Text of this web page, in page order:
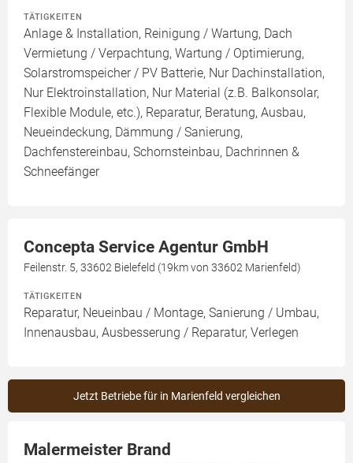
TÄTIGKEITEN
Anlage & Installation, Reinigung / Wartung, Dach
Vermietung / Verpachtung, Wartung / Optimierung,
Solarstromspeicher / PV Batterie, Nur Dachinstallation,
Nur Elektroinstallation, Nur Material (z.B. Balkonsolar,
Flexible Module, etc.), Reparatur, Beratung, Ausbau,
Neueindeckung, Dämmung / Sanierung,
Dachfenstereinbau, Schornsteinbau, Dachrinnen &
Schneefänger
Concepta Service Agentur GmbH
Feilenstr. 5, 33602 Bielefeld (19km von 33602 Marienfeld)
TÄTIGKEITEN
Reparatur, Neueinbau / Montage, Sanierung / Umbau,
Innenausbau, Ausbesserung / Reparatur, Verlegen
Jetzt Betriebe für in Marienfeld vergleichen
Malermeister Brand